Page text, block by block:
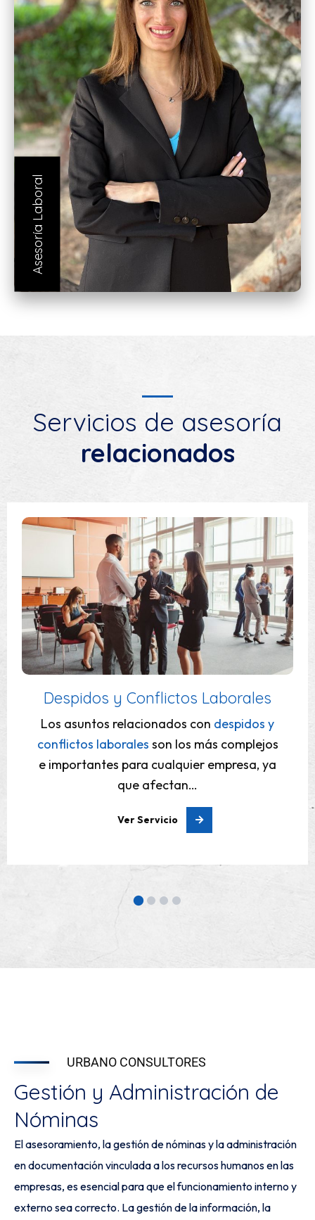
Asesoría Laboral
Servicios de asesoría
relacionados
Gestión de la Seguridad Social
Gestión de la Seguridad Social. Nuestra
gestión administrativa da cobertura a
cuantas gestiones tengan origen con la
Tesorería General de…
Ver Servicio
URBANO CONSULTORES
Gestión y Administración de
Nóminas
El asesoramiento, la gestión de nóminas y la administración
en documentación vinculada a los recursos humanos en las
empresas, es esencial para que el funcionamiento interno y
externo sea correcto. La gestión de la información, la